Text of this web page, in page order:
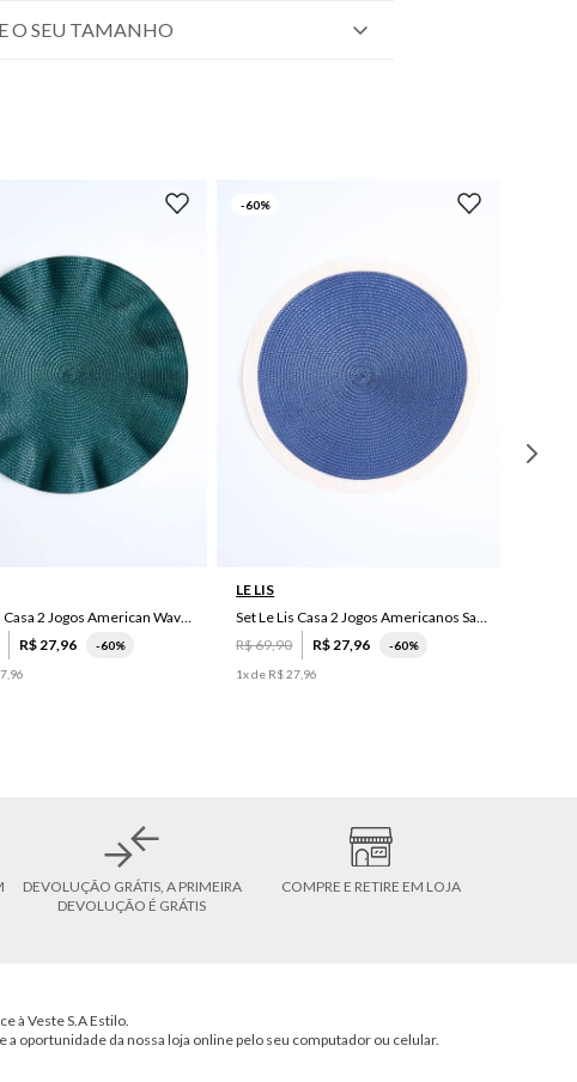
O SEU TAMANHO
Set Le Lis Casa 2 Jogos American Wave Green
R$27,96 -60%
96
-60%
LE LIS
Set Le Lis Casa 2 Jogos Americanos Saruê II
R$69,90 R$27,96 -60%
1x de R$27 96
DEVOLUÇÃO GRÁTIS, A PRIMEIRA
DEVOLUÇÃO É GRÁTIS
COMPRE E RETIRE EM LOJA
à Veste S.A Estilo.
oportunidade da nossa loja online pelo seu computador ou celular.